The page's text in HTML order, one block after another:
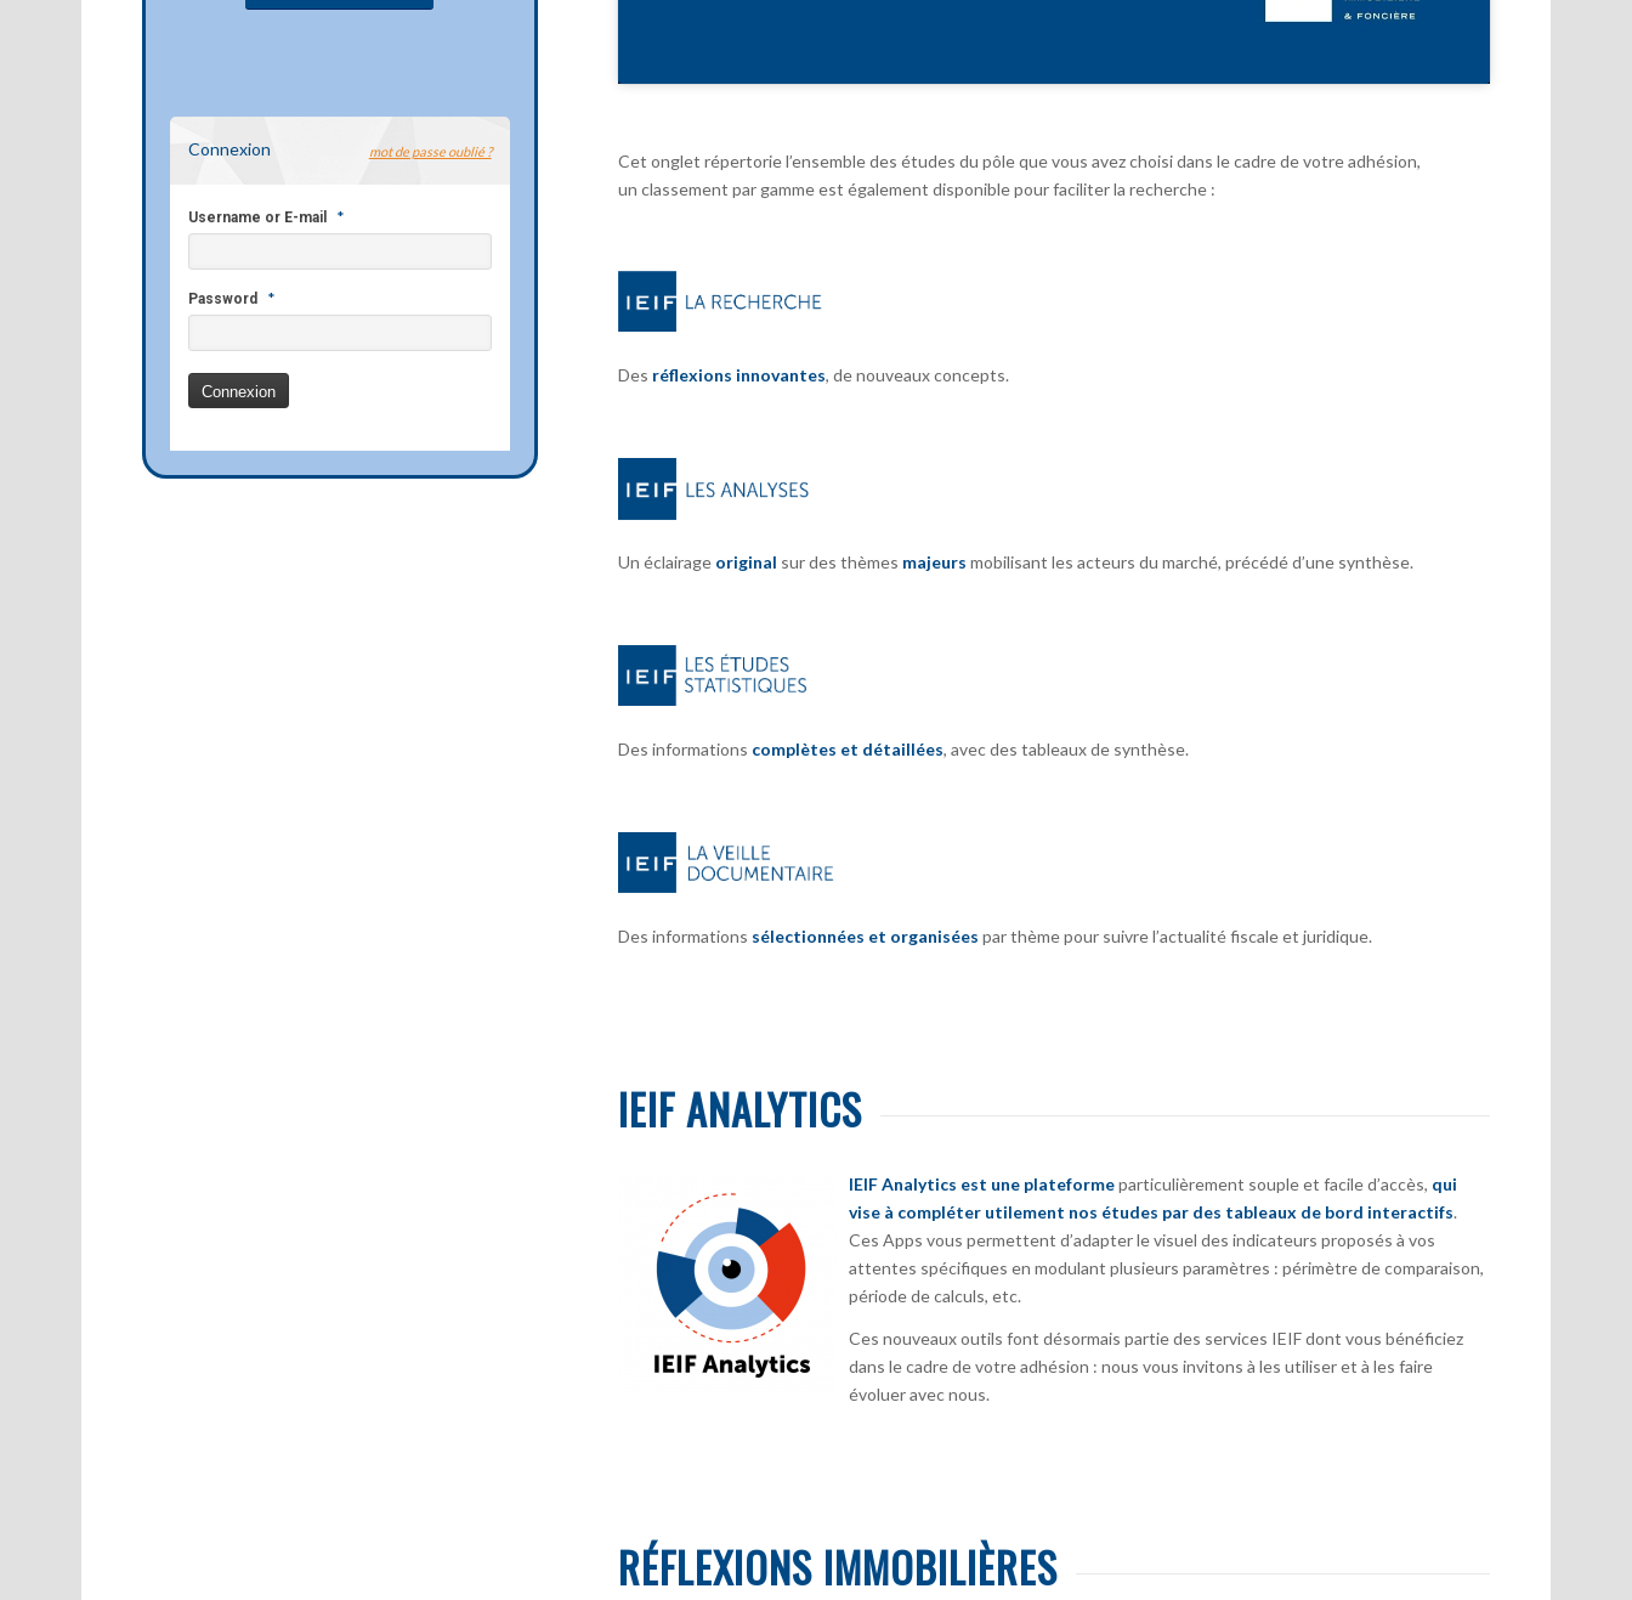
Connexion mot de passe oublié ?
Username or E-mail *
Password *
Cet onglet répertorie l’ensemble des études du pôle que vous avez choisi dans le cadre de votre adhésion,
un classement par gamme est également disponible pour faciliter la recherche :
Des réflexions innovantes, de nouveaux concepts.
Un éclairage original sur des thèmes majeurs mobilisant les acteurs du marché, précédé d’une synthèse.
Des informations complètes et détaillées, avec des tableaux de synthèse.
Des informations sélectionnées et organisées par thème pour suivre l’actualité fiscale et juridique.
IEIF ANALYTICS
IEIF Analytics est une plateformeparticulièrement souple et facile d’accès, qui
vise à compléter utilement nos études par des tableaux de bord interactifs.
Ces Apps vous permettent d’adapter le visuel des indicateurs proposés à vos
attentes spécifiques en modulant plusieurs paramètres : périmètre de comparaison,
période de calculs, etc.
Ces nouveaux outils font désormais partie des services IEIF dont vous bénéficiez
dans le cadre de votre adhésion : nous vous invitons à les utiliser et à les faire
évoluer avec nous.
RÉFLEXIONS IMMOBILIÈRES